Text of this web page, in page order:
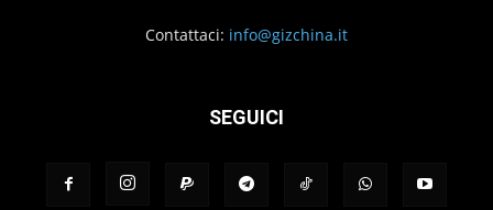
Contattaci: info@gizchina.it
SEGUICI